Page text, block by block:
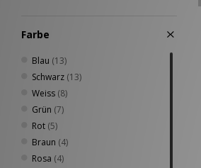
Farbe
Blau (13)
Schwarz (13)
Weiss (8)
Grün (7)
Rot (5)
Braun (4)
Rosa (4)